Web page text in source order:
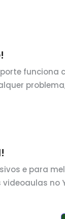
funciona
e para
no